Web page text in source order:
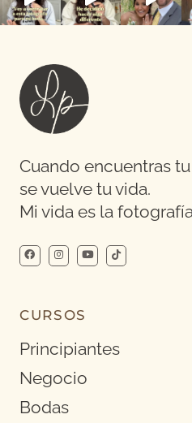
Cuando encuentras
se vuelve tu vida.
Mi vida es la
CURSOS
Principiantes
Negocio
Bodas